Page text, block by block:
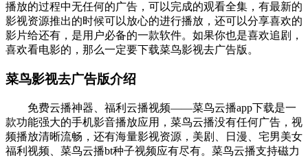
播放的过程中无任何的广告，可以完成的观看全集，有最新的
影视资源推出的时候可以放心的进行播放，还可以分享喜欢的
影片给还有，是用户必备的一款软件。如果你也是喜欢追剧，
喜欢看电影的，那么一定要下载菜鸟影视去广告版。
菜鸟影视去广告版介绍
免费云播神器、福利云播视频——菜鸟云播app下载是一
款功能强大的手机影音播放应用，菜鸟云播没有任何广告，视
频播放清晰流畅，还有海量影视资源，美剧、日漫、宅男美女
福利视频、菜鸟云播bt种子视频应有尽有。菜鸟云播支持磁力